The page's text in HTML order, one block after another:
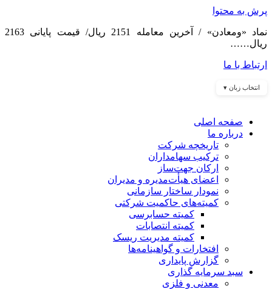
پرش به محتوا
نماد «ومعادن» / آخرین معامله 2151 ریال/ قیمت پایانی 2163
ریال……
ارتباط با ما
انتخاب زبان ▾
صفحه اصلی
درباره ما
تاریخچه شرکت
ترکیب سهامداران
ارکان جهت‌ساز
اعضای هیأت‌مدیره و مدیران
نمودار ساختار سازمانی
کمیته‌های حاکمیت شرکتی
کمیته حسابرسی
کمیته انتصابات
کمیته مدیریت ریسک
افتخارات و گواهینامه‌ها
گزارش پایداری
سبد سرمایه گذاری
معدنی و فلزی